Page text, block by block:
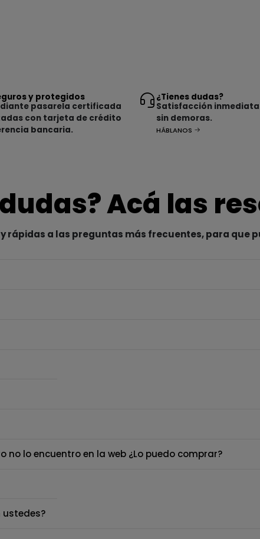
y protegidos
pasarela certificada
con tarjeta de crédito
bancaria.
¿Tienes dudas?
Satisfacción
sin demoras.
HÁBLANOS
Acá las
rápidas a las preguntas más frecuentes, para que
lo encuentro en la web ¿Lo puedo comprar?